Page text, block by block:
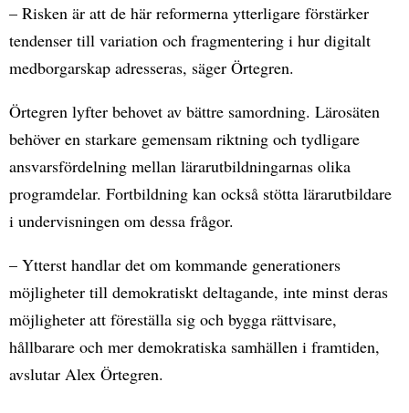
– Risken är att de här reformerna ytterligare förstärker
tendenser till variation och fragmentering i hur digitalt
medborgarskap adresseras, säger Örtegren.
Örtegren lyfter behovet av bättre samordning. Lärosäten
behöver en starkare gemensam riktning och tydligare
ansvarsfördelning mellan lärarutbildningarnas olika
programdelar. Fortbildning kan också stötta lärarutbildare
i undervisningen om dessa frågor.
– Ytterst handlar det om kommande generationers
möjligheter till demokratiskt deltagande, inte minst deras
möjligheter att föreställa sig och bygga rättvisare,
hållbarare och mer demokratiska samhällen i framtiden,
avslutar Alex Örtegren.